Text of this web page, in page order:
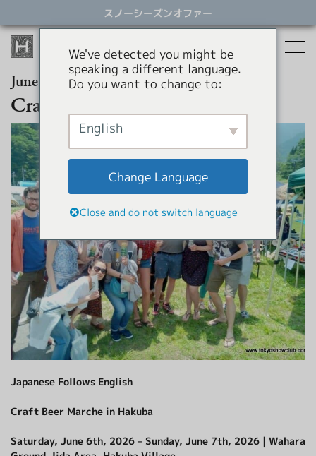
スノーシーズンオファー
SNOW SEASON
宿泊
スノーシーズン
ホテル
貸別荘
アパートメントホテル
贅沢なお食事体験 5選 その他
レストラン
アクティビティ
スノーシーズン
パラグライダー
岩岳スウィング
ショッピング
クロスカントリースキー
温泉
オファー
コンシェルジュサービス
HHGについて
HHGについて
採用情報
最新情報
日本語
BOOK NOW
June 6th, 2026
Craft Beer Marche in Hakuba
Japanese Follows English
Craft Beer Marche in Hakuba
Saturday, June 6th, 2026 – Sunday, June 7th, 2026 | Wahara
We've detected you might be
speaking a different language.
Do you want to change to:
English
Change Language
Close and do not switch language